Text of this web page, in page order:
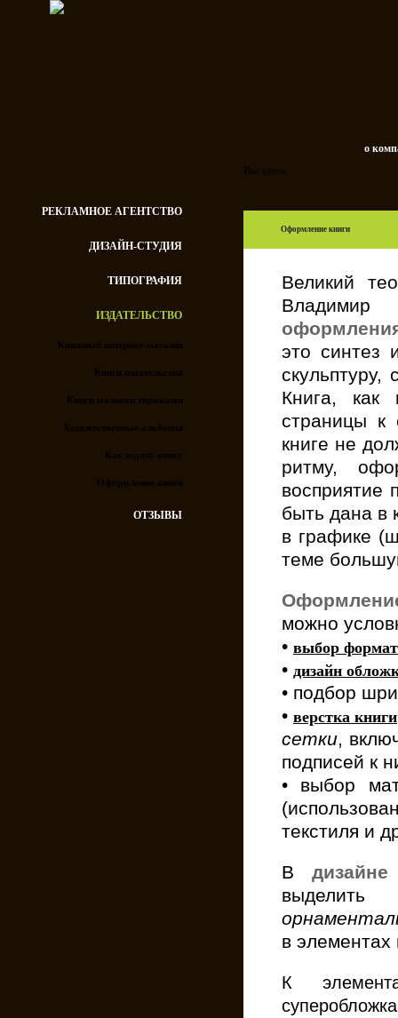
о
РЕКЛАМНОЕ АГЕНТСТВО
ДИЗАЙН-СТУДИЯ
ТИПОГРАФИЯ
ИЗДАТЕЛЬСТВО
Книжный интернет-магазин
Книги издательства
Книги малыми тиражами
Художественные альбомы
Как издать книгу
Оформление книги
ОТЗЫВЫ
Оформление книги
Великий
Владимир
это синтез
Книга, как
страницы к
книге не
ритму,
восприятие
быть дана в
в графике
теме
О
можно
• выбор
• дизайн
• подбор
• верстка книги
сетки,
подписей к
• выбор
текстиля и
В
в
К